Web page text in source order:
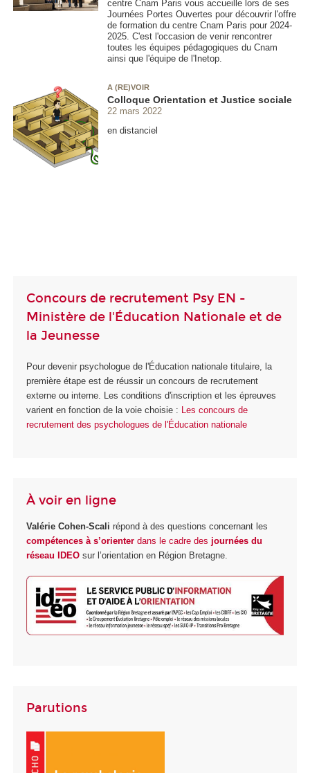
centre Cnam Paris vous accueille lors de ses
Journées Portes Ouvertes pour découvrir l'offre
de formation du centre Cnam Paris pour 2024-
2025. C'est l'occasion de venir rencontrer
toutes les équipes pédagogiques du Cnam
ainsi que l'équipe de l'Inetop.
A (RE)VOIR
Colloque Orientation et Justice sociale
22 mars 2022
en distanciel
Concours de recrutement Psy EN -
Ministère de l'Éducation Nationale et de
la Jeunesse
Pour devenir psychologue de l'Éducation nationale titulaire, la
première étape est de réussir un concours de recrutement
externe ou interne. Les conditions d'inscription et les épreuves
varient en fonction de la voie choisie :
Les concours de
recrutement des psychologues de l'Éducation nationale
À voir en ligne
Valérie Cohen-Scali répond à des questions concernant les
compétences à s’orienter dans le cadre des journées du
réseau IDEO sur l’orientation en Région Bretagne.
Parutions